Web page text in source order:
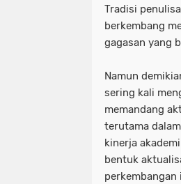
Tradisi
berkembang
gagasan yang
Namun
sering kali
memandang
terutama
kinerja
bentuk
perkembangan